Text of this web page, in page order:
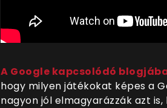
A Google kapcsolódó
hogy milyen játékokat képes a
nagyon jól elmagyarázzák azt